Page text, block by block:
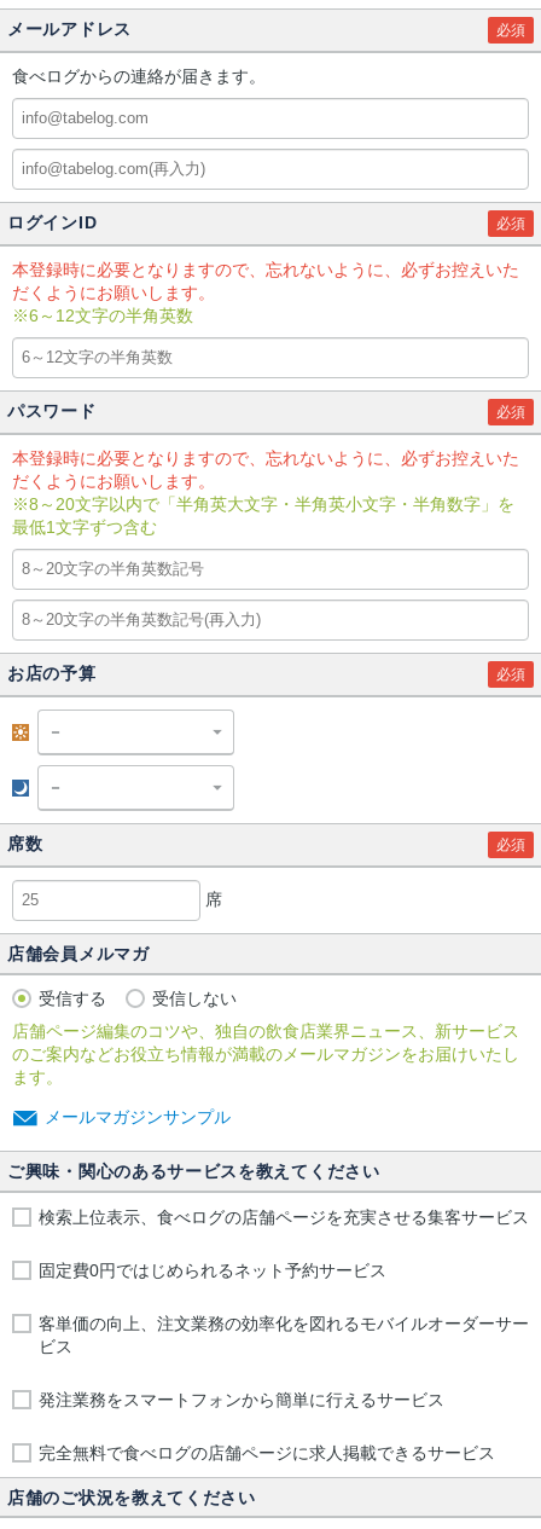
メールアドレス 必須
食べログからの連絡が届きます。
ログインID 必須
本登録時に必要となりますので、忘れないように、必ずお控えいた
だくようにお願いします。
※6～12文字の半角英数
パスワード 必須
本登録時に必要となりますので、忘れないように、必ずお控えいた
だくようにお願いします。
※8～20文字以内で「半角英大文字・半角英小文字・半角数字」を
最低1文字ずつ含む
お店の予算 必須
席数 必須
席
店舗会員メルマガ
受信する
受信しない
店舗ページ編集のコツや、独自の飲食店業界ニュース、新サービス
のご案内などお役立ち情報が満載のメールマガジンをお届けいたし
ます。
メールマガジンサンプル
ご興味・関心のあるサービスを教えてください
検索上位表示、食べログの店舗ページを充実させる集客サービス
固定費0円ではじめられるネット予約サービス
客単価の向上、注文業務の効率化を図れるモバイルオーダーサー
ビス
発注業務をスマートフォンから簡単に行えるサービス
完全無料で食べログの店舗ページに求人掲載できるサービス
店舗のご状況を教えてください